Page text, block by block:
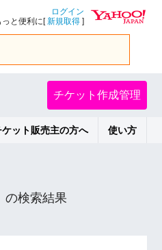
ログイン
っと便利に[新規取得 ]
チケット作成管理
ケット販売主の方へ 使い方
の検索結果